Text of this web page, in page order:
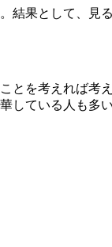
結果として、見
とを考えれば考
している人も多